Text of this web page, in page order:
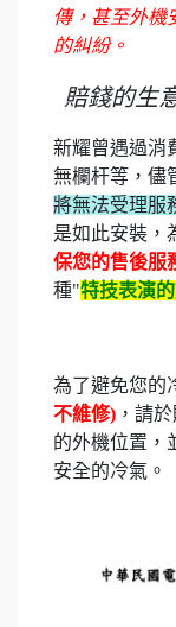
傳，甚至外機
的糾紛。
賠錢的生
新耀曾遇過消
無欄杆等，儘
將無法受理服
是如此安裝，
保您的售後服
種"特技表演
為了避免您的
不維修) ，請
的外機位置，
安全的冷氣。